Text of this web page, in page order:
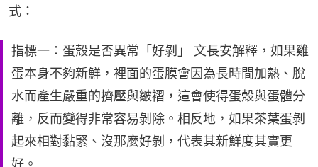
式：
指標一：蛋殼是否異常「好剝」 文長安解釋，如果雞
蛋本身不夠新鮮，裡面的蛋膜會因為長時間加熱、脫
水而產生嚴重的擠壓與皺褶，這會使得蛋殼與蛋體分
離，反而變得非常容易剝除。相反地，如果茶葉蛋剝
起來相對黏緊、沒那麼好剝，代表其新鮮度其實更
好。